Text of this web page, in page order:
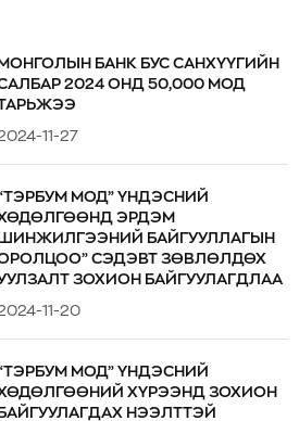
МОНГОЛЫН БАНК БУС САНХҮҮГИЙН
2024 ОНД 50,000 МОД
11-27
МОД” ҮНДЭСНИЙ
ЭРДЭМ
ШИНЖИЛГЭЭНИЙ БАЙГУУЛЛАГЫН
СЭДЭВТ ЗӨВЛӨЛДӨХ
ЗОХИОН БАЙГУУЛАГДЛАА
11-20
МОД” ҮНДЭСНИЙ
ХҮРЭЭНД ЗОХИОН
БАЙГУУЛАГДАХ НЭЭЛТТЭЙ